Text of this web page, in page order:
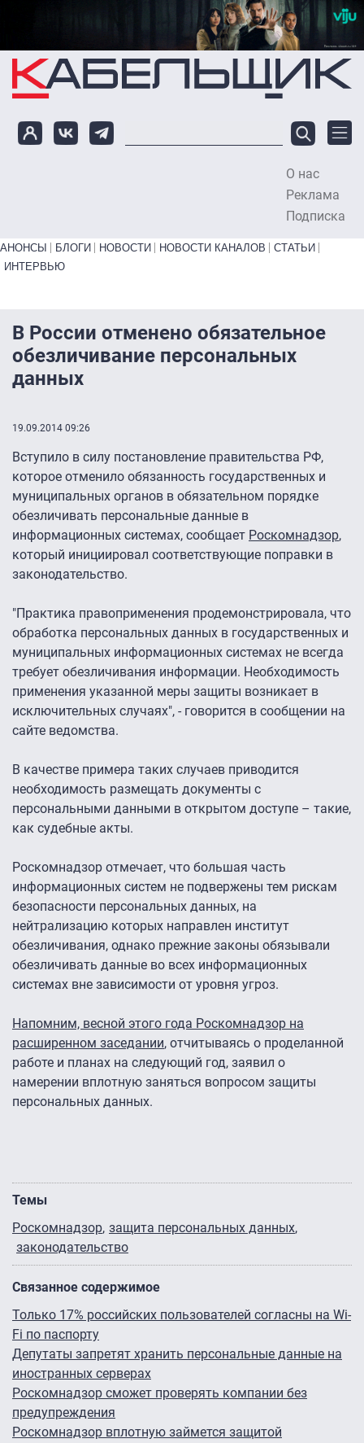
Перейти к основному содержанию
О нас
Реклама
Подписка
Primary links bottom
АНОНСЫ БЛОГИ НОВОСТИ НОВОСТИ КАНАЛОВ
СТАТЬИ
ИНТЕРВЬЮ
В России отменено обязательное
обезличивание персональных
данных
19.09.2014 09:26
Вступило в силу постановление правительства РФ,
которое отменило обязанность государственных и
муниципальных органов в обязательном порядке
обезличивать персональные данные в
информационных системах, сообщает Роскомнадзор,
который инициировал соответствующие поправки в
законодательство.
"Практика правоприменения продемонстрировала, что
обработка персональных данных в государственных и
муниципальных информационных системах не всегда
требует обезличивания информации. Необходимость
применения указанной меры защиты возникает в
исключительных случаях", - говорится в сообщении на
сайте ведомства.
В качестве примера таких случаев приводится
необходимость размещать документы с
персональными данными в открытом доступе – такие,
как судебные акты.
Роскомнадзор отмечает, что большая часть
информационных систем не подвержены тем рискам
безопасности персональных данных, на
нейтрализацию которых направлен институт
обезличивания, однако прежние законы обязывали
обезличивать данные во всех информационных
системах вне зависимости от уровня угроз.
Напомним, весной этого года Роскомнадзор на
расширенном заседании, отчитываясь о проделанной
работе и планах на следующий год, заявил о
намерении вплотную заняться вопросом защиты
персональных данных.
Темы
Роскомнадзор защита персональных данных
законодательство
Связанное содержимое
Только 17% российских пользователей согласны на Wi-
Fi по паспорту
Депутаты запретят хранить персональные данные на
иностранных серверах
Роскомнадзор сможет проверять компании без
предупреждения
Роскомнадзор вплотную займется защитой